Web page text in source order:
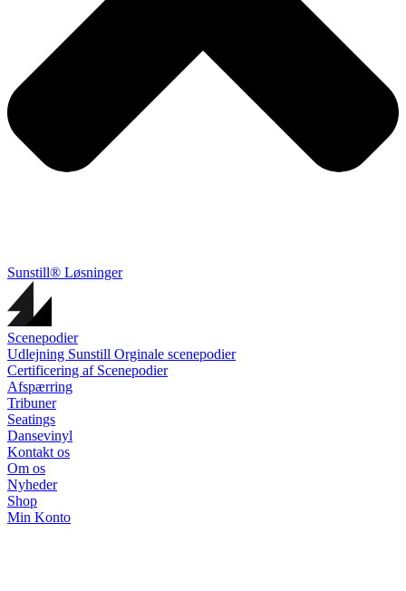
Sunstill® Løsninger
Scenepodier
Udlejning Sunstill Orginale scenepodier
Certificering af Scenepodier
Afspærring
Tribuner
Seatings
Dansevinyl
Kontakt os
Om os
Nyheder
Shop
Min Konto